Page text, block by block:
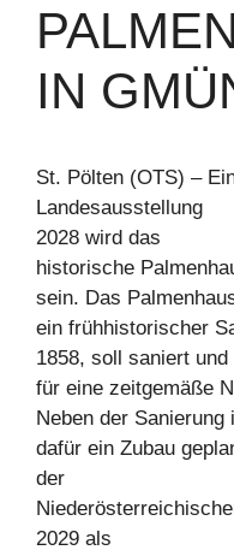
IN
St. Pölten (OTS) –
Landesausstellung
2028 wird das
historische
sein. Das
ein frühhistorischer
1858, soll saniert und
für eine zeitgemäße
Neben der Sanierung
dafür ein Zubau
der
2029 als